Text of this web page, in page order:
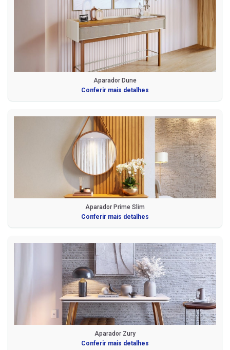
Aparador Dune
Conferir mais detalhes
Aparador Prime Slim
Conferir mais detalhes
Aparador Zury
Conferir mais detalhes